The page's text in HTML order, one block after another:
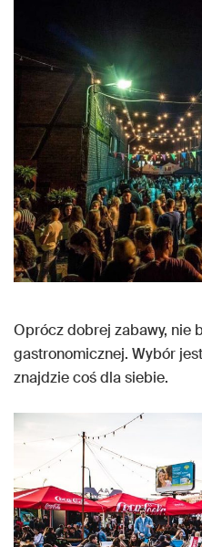
Oprócz dobrej zabawy, nie
gastronomicznej. Wybór
znajdzie coś dla siebie.